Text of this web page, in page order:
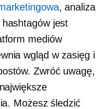
, analiza
jest
mediów
wgląd w zasięg i
Zwróć uwagę,
Możesz śledzić